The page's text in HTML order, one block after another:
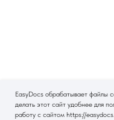
EasyDocs обрабатывает файлы
делать этот сайт удобнее для
работу с сайтом https://